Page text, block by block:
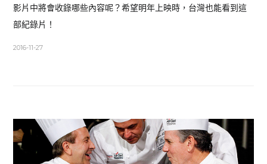
影片中將會收錄哪些內容呢？希望明年上映時，台灣也能看到這
部紀錄片！
2016-11-27